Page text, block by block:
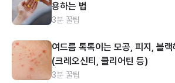
용하는 법
3분 꿀팁
여드름 톡톡이는 모공, 피지, 블
(크레오신티, 클리어틴 등)
3분 꿀팁